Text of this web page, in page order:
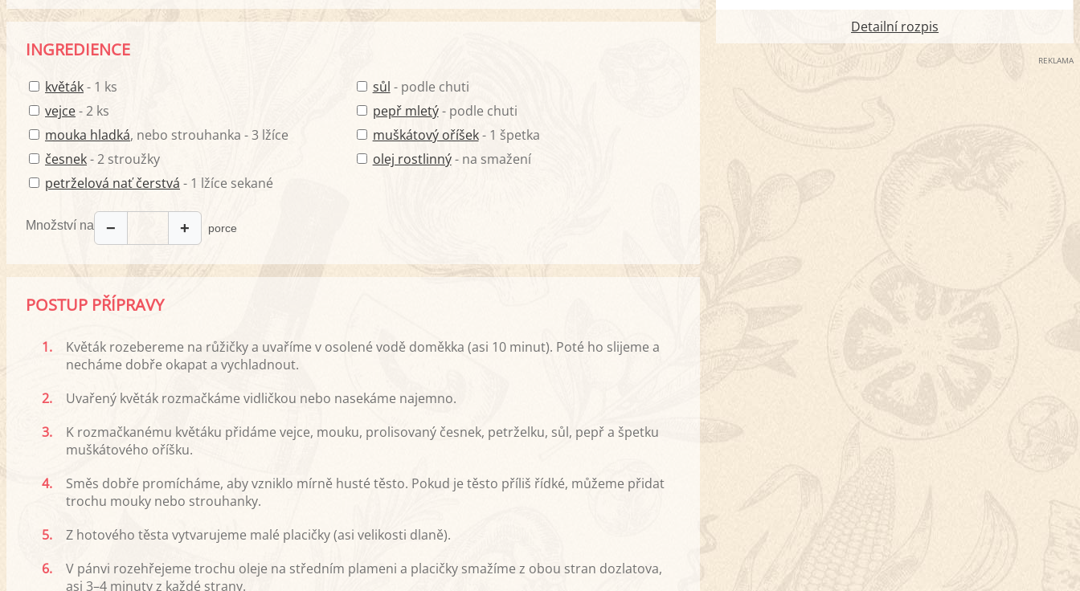
INGREDIENCE
květák- 1 ks
vejce- 2 ks
mouka hladká, nebo strouhanka - 3 lžíce
česnek- 2 stroužky
petrželová nať čerstvá - 1 lžíce sekané
sůl - podle chuti
pepř mletý- podle chuti
muškátový oříšek- 1 špetka
olej rostlinný- na smažení
Množství na − + porce
POSTUP PŘÍPRAVY
1.
Květák rozebereme na růžičky a uvaříme v osolené vodě doměkka (asi 10 minut). Poté ho slijeme a
necháme dobře okapat a vychladnout.
2.
Uvařený květák rozmačkáme vidličkou nebo nasekáme najemno.
3.
K rozmačkanému květáku přidáme vejce, mouku, prolisovaný česnek, petrželku, sůl, pepř a špetku
muškátového oříšku.
4.
Směs dobře promícháme, aby vzniklo mírně husté těsto. Pokud je těsto příliš řídké, můžeme přidat
trochu mouky nebo strouhanky.
5.
Z hotového těsta vytvarujeme malé placičky (asi velikosti dlaně).
6.
V pánvi rozehřejeme trochu oleje na středním plameni a placičky smažíme z obou stran dozlatova,
asi 3–4 minuty z každé strany.
Detailní rozpis
REKLAMA